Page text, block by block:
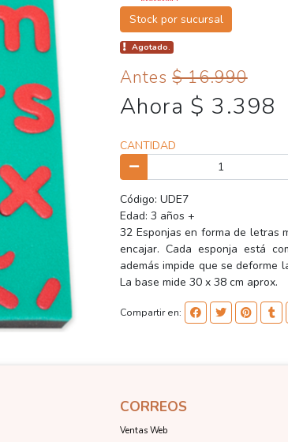
Stock por sucursal
Agotado.
Antes$ 16.990
Ahora $ 3.398
CANTIDAD
Código: UDE7
Edad: 3 años +
32 Esponjas en forma de letras
encajar. Cada esponja está
además impide que se deforme
La base mide 30 x 38 cm aprox.
Compartir en:
CORREOS
Ventas Web